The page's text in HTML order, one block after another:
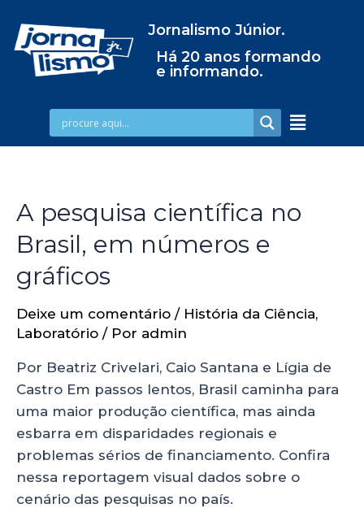
Jornalismo Júnior.
Há 20 anos formando
e informando.
A pesquisa científica no
Brasil, em números e
gráficos
Deixe um comentário / História da Ciência,
Laboratório / Por admin
Por Beatriz Crivelari, Caio Santana e Lígia de
Castro Em passos lentos, Brasil caminha para
uma maior produção científica, mas ainda
esbarra em disparidades regionais e
problemas sérios de financiamento. Confira
nessa reportagem visual dados sobre o
cenário das pesquisas no país.